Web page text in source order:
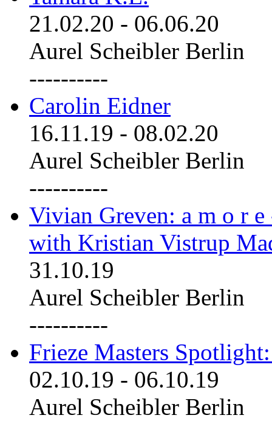
21.02.20 - 06.06.20
Aurel Scheibler Berlin
----------
Carolin Eidner
16.11.19 - 08.02.20
Aurel Scheibler Berlin
----------
Vivian Greven: a m o r
with Kristian Vistrup
31.10.19
Aurel Scheibler Berlin
----------
Frieze Masters
02.10.19 - 06.10.19
Aurel Scheibler Berlin